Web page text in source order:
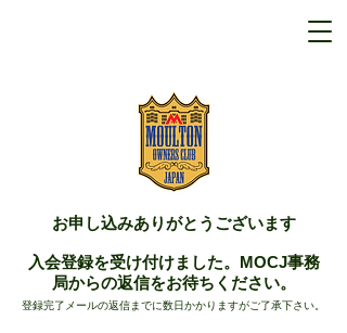
お申し込みありがとうございます
入会登録を受け付けました。MOCJ事務
局からの返信をお待ちください。
登録完了メールの返信までに数日かかりますがご了承下さい。